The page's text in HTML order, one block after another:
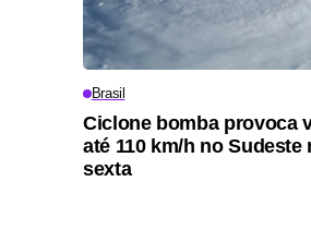
Brasil
Ciclone bomba provoca
até 110 km/h no Sudeste
sexta